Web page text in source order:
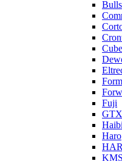
Bulls
Cube
Fuji
GTX
Haro
KMS